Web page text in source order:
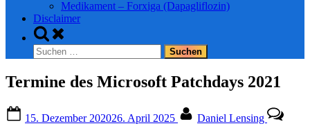
Medikament – Forxiga (Dapagliflozin)
Disclaimer
Toggle
search
form
Suchen
nach:
Termine des Microsoft Patchdays 2021
on
15. Dezember 202026. April 2025
Daniel Lensing